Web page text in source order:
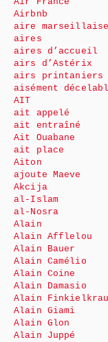
Airbnb
aire marseillaise
aires
aires d’accueil
airs d’Astérix
airs printaniers
aisément
AIT
ait appelé
ait entraîné
Ait Ouabane
ait place
Aiton
ajoute Maeve
Akcija
al-Islam
al-Nosra
Alain
Alain Afflelou
Alain Bauer
Alain Camélio
Alain Coine
Alain Damasio
Alain
Alain Giami
Alain Glon
Alain Juppé